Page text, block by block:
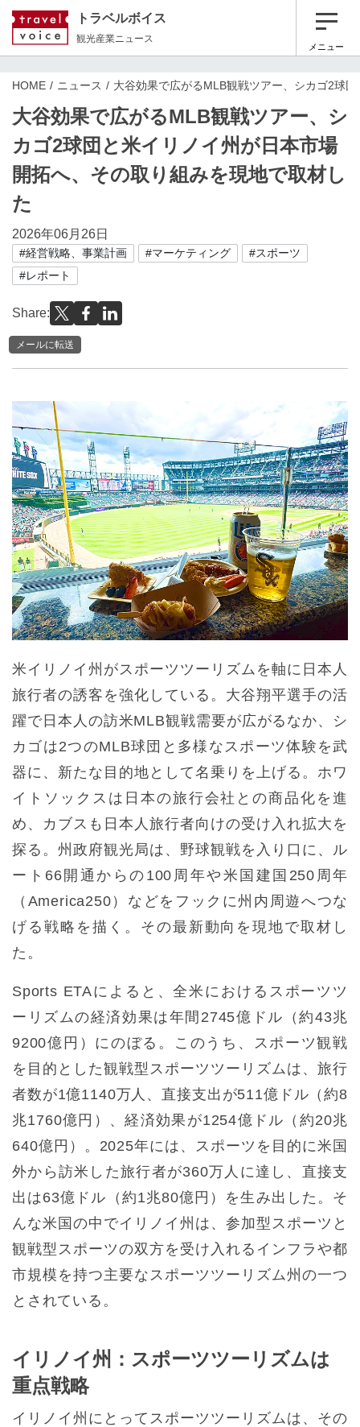
トラベルボイス
観光産業ニュース
メニュー
HOME ニュース 大谷効果で広がるMLB観戦ツアー、シカゴ2球
大谷効果で広がるMLB観戦ツアー、シ
カゴ2球団と米イリノイ州が日本市場
開拓へ、その取り組みを現地で取材し
た
2026年06月26日
#経営戦略、事業計画 #マーケティング
#スポーツ
#レポート
Share:
メールに転送
米イリノイ州がスポーツツーリズムを軸に日本人
旅行者の誘客を強化している。大谷翔平選手の活
躍で日本人の訪米MLB観戦需要が広がるなか、シ
カゴは2つのMLB球団と多様なスポーツ体験を武
器に、新たな目的地として名乗りを上げる。ホワ
イトソックスは日本の旅行会社との商品化を進
め、カブスも日本人旅行者向けの受け入れ拡大を
探る。州政府観光局は、野球観戦を入り口に、ル
ート66開通からの100周年や米国建国250周年
（America250）などをフックに州内周遊へつな
げる戦略を描く。その最新動向を現地で取材し
た。
Sports ETAによると、全米におけるスポーツツ
ーリズムの経済効果は年間2745億ドル（約43兆
9200億円）にのぼる。このうち、スポーツ観戦
を目的とした観戦型スポーツツーリズムは、旅行
者数が1億1140万人、直接支出が511億ドル（約8
兆1760億円）、経済効果が1254億ドル（約20兆
640億円）。2025年には、スポーツを目的に米国
外から訪米した旅行者が360万人に達し、直接支
出は63億ドル（約1兆80億円）を生み出した。そ
んな米国の中でイリノイ州は、参加型スポーツと
観戦型スポーツの双方を受け入れるインフラや都
市規模を持つ主要なスポーツツーリズム州の一つ
とされている。
イリノイ州：スポーツツーリズムは
重点戦略
イリノイ州にとってスポーツツーリズムは、その